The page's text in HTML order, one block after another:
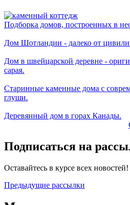
Подборка домов, построенных в
Дом Шотландии - далеко от
Дом в швейцарской деревне -
сарая.
Старинные каменные дома с
глуши.
Деревянный дом в горах Канады.
Подписаться на
Оставайтесь в курсе всех новостей!
Предыдущие рассылки